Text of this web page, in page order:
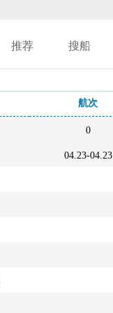
推荐 搜船
航次
0
04.23-04.23